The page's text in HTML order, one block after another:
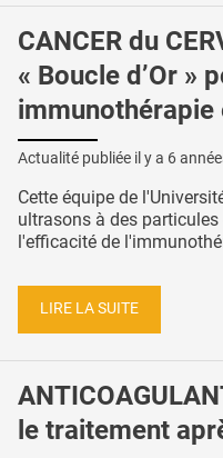
CANCER du
« Boucle d’Or »
immunothérapie
Actualité publiée il y a 6
Cette équipe de
ultrasons à des
l'efficacité de
LIRE LA SUITE
le traitement